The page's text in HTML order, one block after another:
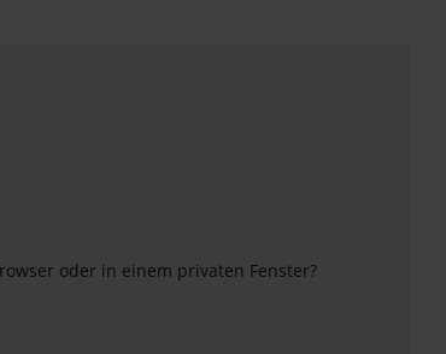
oder in einem privaten Fenster?